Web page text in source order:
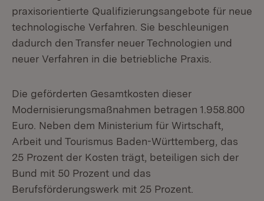
praxisorientierte Qualifizierungsangebote für neue
technologische Verfahren. Sie beschleunigen
dadurch den Transfer neuer Technologien und
neuer Verfahren in die betriebliche Praxis.
Die geförderten Gesamtkosten dieser
Modernisierungsmaßnahmen betragen 1.958.800
Euro. Neben dem Ministerium für Wirtschaft,
Arbeit und Tourismus Baden-Württemberg, das
25 Prozent der Kosten trägt, beteiligen sich der
Bund mit 50 Prozent und das
Berufsförderungswerk mit 25 Prozent.